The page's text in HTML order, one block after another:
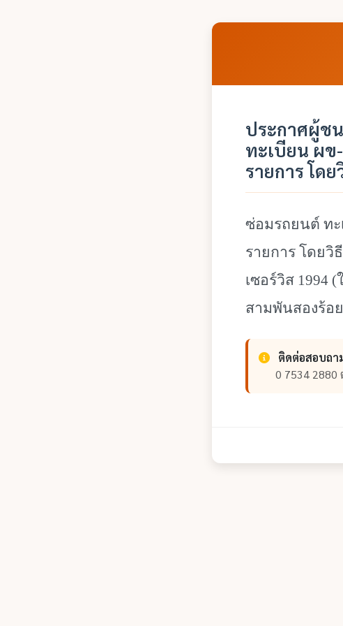
ประกาศผู้ช
ทะเบียน ผข
รายการ โดย
ซ่อมรถยนต์ ทะ
รายการ โดยวิ
เซอร์วิส 1994 (
สามพันสองร้อ
ติดต่อสอบถา
0 7534 2880